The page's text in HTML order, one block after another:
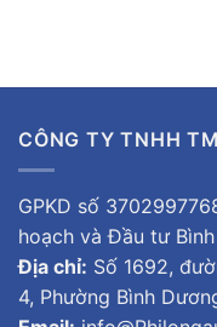
CÔNG TY TNHH
GPKD số
hoạch và Đầu tư
Địa chỉ: Số 1692,
4, Phường Bình